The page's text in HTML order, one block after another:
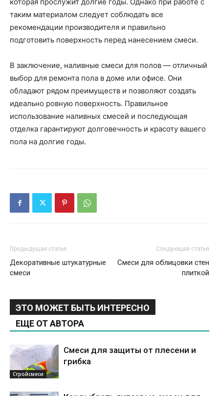
таким материалом следует соблюдать все
рекомендации производителя и правильно
подготовить поверхность перед нанесением смеси.
В заключение, наливные смеси для полов — отличный
выбор для ремонта пола в доме или офисе. Они
обладают рядом преимуществ и позволяют создать
идеально ровную поверхность. Правильное
использование наливных смесей и последующая
отделка гарантируют долговечность и красоту вашего
пола на долгие годы.
Предыдущая статья
Декоративные штукатурные
смеси
Следующая статья
Смеси для облицовки стен
плиткой
ЭТО МОЖЕТ БЫТЬ ИНТЕРЕСНО
ЕЩЕ ОТ АВТОРА
Стройсмеси
Смеси для защиты от плесени и
грибка